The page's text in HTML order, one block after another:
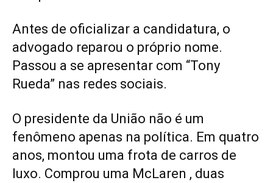
Antes de oficializar a candidatura, o
advogado reparou o próprio nome.
Passou a se apresentar com “Tony
Rueda” nas redes sociais.
O presidente da União não é um
fenômeno apenas na política. Em quatro
anos, montou uma frota de carros de
luxo. Comprou uma McLaren , duas